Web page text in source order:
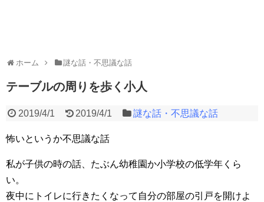
ホーム 謎な話・不思議な話
テーブルの周りを歩く小人
2019/4/1 2019/4/1 謎な話・不思議な話
怖いというか不思議な話
私が子供の時の話、たぶん幼稚園か小学校の低学年くら
い。
夜中にトイレに行きたくなって自分の部屋の引戸を開けよ